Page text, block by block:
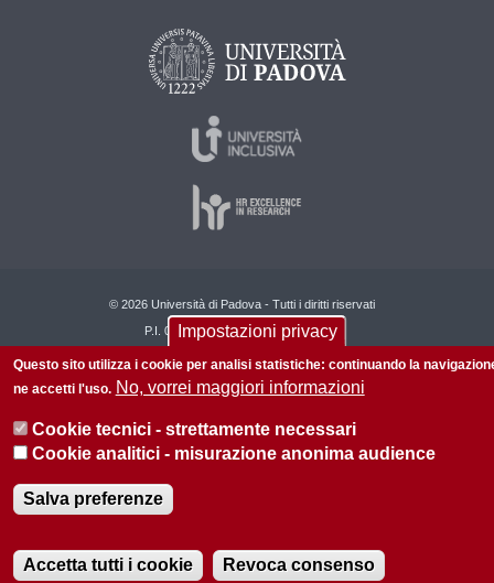
© 2026 Università di Padova - Tutti i diritti riservati
P.I. 00742430283 C.F. 80006480281
Impostazioni privacy
Questo sito utilizza i cookie per analisi statistiche: continuando la
ne accetti l'uso. No, vorrei maggiori informazioni
Cookie tecnici - strettamente necessari
Cookie analitici - misurazione anonima audience
Salva preferenze
Accetta tutti i cookie Revoca consenso